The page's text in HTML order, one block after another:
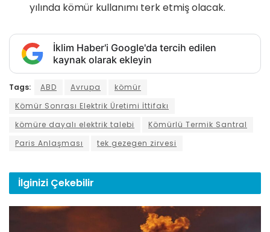
yılında kömür kullanımı terk etmiş olacak.
İklim Haber'i Google'da tercih edilen
kaynak olarak ekleyin
Tags: ABD Avrupa
kömür
Kömür Sonrası Elektrik Üretimi İttifakı
kömüre dayalı elektrik talebi
Kömürlü Termik Santral
Paris Anlaşması
tek gezegen zirvesi
İlginizi Çekebilir